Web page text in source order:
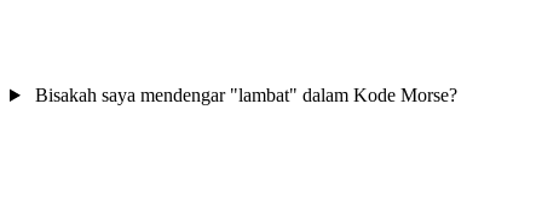
Bisakah saya mendengar "lambat" dalam Kode Morse?